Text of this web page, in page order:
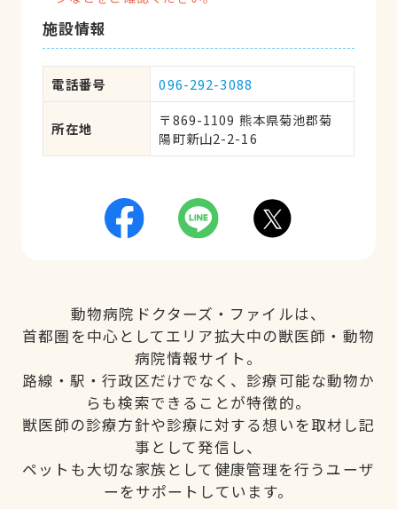
施設情報
電話番号 096-292-3088
所在地
〒869-1109 熊本県菊池郡菊
陽町新山2-2-16
動物病院ドクターズ・ファイルは、
首都圏を中心としてエリア拡大中の獣医師・動物
病院情報サイト。
路線・駅・行政区だけでなく、診療可能な動物か
らも検索できることが特徴的。
獣医師の診療方針や診療に対する想いを取材し記
事として発信し、
ペットも大切な家族として健康管理を行うユーザ
ーをサポートしています。